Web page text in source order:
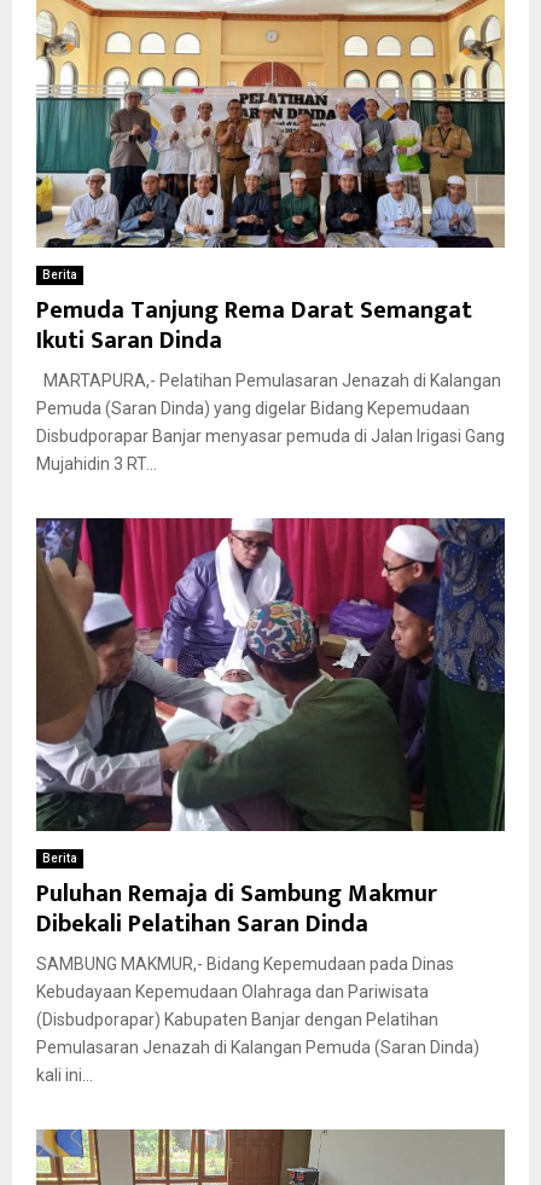
Berita
Pemuda Tanjung Rema Darat Semangat
Ikuti Saran Dinda
MARTAPURA,- Pelatihan Pemulasaran Jenazah di Kalangan
Pemuda (Saran Dinda) yang digelar Bidang Kepemudaan
Disbudporapar Banjar menyasar pemuda di Jalan Irigasi Gang
Mujahidin 3 RT...
Berita
Puluhan Remaja di Sambung Makmur
Dibekali Pelatihan Saran Dinda
SAMBUNG MAKMUR,- Bidang Kepemudaan pada Dinas
Kebudayaan Kepemudaan Olahraga dan Pariwisata
(Disbudporapar) Kabupaten Banjar dengan Pelatihan
Pemulasaran Jenazah di Kalangan Pemuda (Saran Dinda)
kali ini...